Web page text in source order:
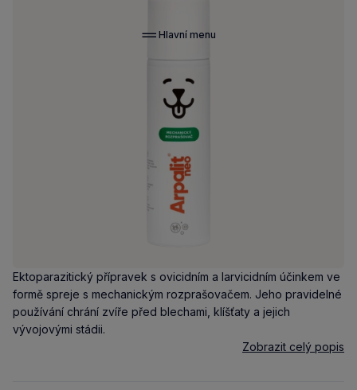
Hlavní menu
Ektoparazitický přípravek s ovicidním a larvicidním účinkem ve
formě spreje s mechanickým rozprašovačem. Jeho pravidelné
používání chrání zvíře před blechami, klíšťaty a jejich
vývojovými stádii.
Zobrazit celý popis